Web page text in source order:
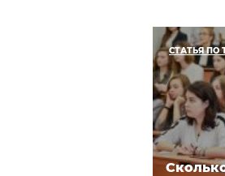
СТАТЬЯ ПО